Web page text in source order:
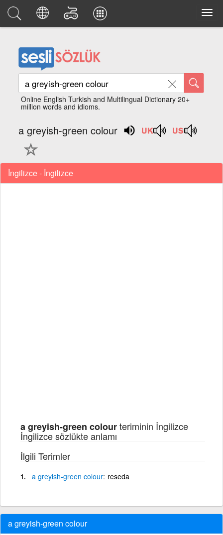
Online English Turkish and Multilingual Dictionary 20+
million words and idioms.
a greyish-green colour
İngilizce - İngilizce
a greyish-green colourteriminin İngilizce
İngilizce sözlükte anlamı
İlgili Terimler
a greyish-green colour reseda
a greyish-green colour